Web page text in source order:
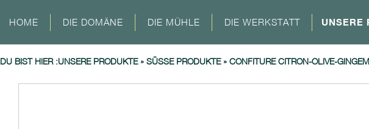
HOME DIE DOMÄNE DIE MÜHLE DIE WERKSTATT UNSERE
DU BIST HIER :UNSERE PRODUKTE» SÜSSE PRODUKTE » CONFITURE CITRON-OLIVE-